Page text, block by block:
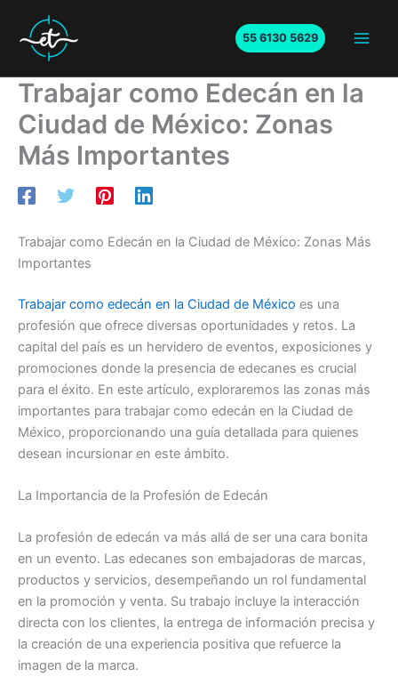
contenido
55 6130 5629
Trabajar como Edecán en la
Ciudad de México: Zonas
Más Importantes
Trabajar como Edecán en la Ciudad de México: Zonas Más
Importantes
Trabajar como edecán en la Ciudad de México es una
profesión que ofrece diversas oportunidades y retos. La
capital del país es un hervidero de eventos, exposiciones y
promociones donde la presencia de edecanes es crucial
para el éxito. En este artículo, exploraremos las zonas más
importantes para trabajar como edecán en la Ciudad de
México, proporcionando una guía detallada para quienes
desean incursionar en este ámbito.
La Importancia de la Profesión de Edecán
La profesión de edecán va más allá de ser una cara bonita
en un evento. Las edecanes son embajadoras de marcas,
productos y servicios, desempeñando un rol fundamental
en la promoción y venta. Su trabajo incluye la interacción
directa con los clientes, la entrega de información precisa y
la creación de una experiencia positiva que refuerce la
imagen de la marca.